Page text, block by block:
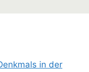
in der